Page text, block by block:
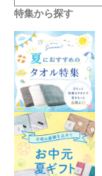
特集から探す